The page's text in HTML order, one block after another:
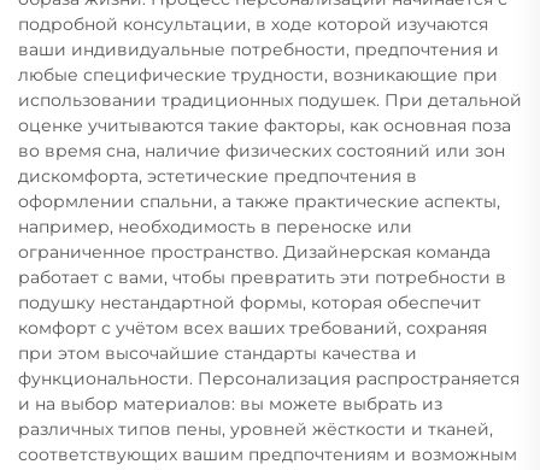
подробной консультации, в ходе которой изучаются
ваши индивидуальные потребности, предпочтения и
любые специфические трудности, возникающие при
использовании традиционных подушек. При детальной
оценке учитываются такие факторы, как основная поза
во время сна, наличие физических состояний или зон
дискомфорта, эстетические предпочтения в
оформлении спальни, а также практические аспекты,
например, необходимость в переноске или
ограниченное пространство. Дизайнерская команда
работает с вами, чтобы превратить эти потребности в
подушку нестандартной формы, которая обеспечит
комфорт с учётом всех ваших требований, сохраняя
при этом высочайшие стандарты качества и
функциональности. Персонализация распространяется
и на выбор материалов: вы можете выбрать из
различных типов пены, уровней жёсткости и тканей,
соответствующих вашим предпочтениям и возможным